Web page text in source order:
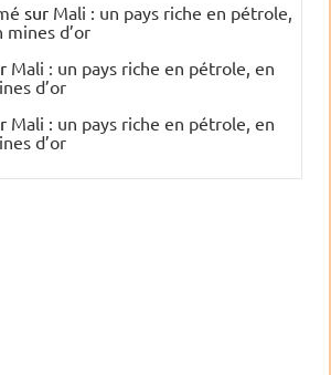
sur Mali : un pays riche en pétrole,
mines d’or
Mali : un pays riche en pétrole, en
d’or
Mali : un pays riche en pétrole, en
d’or